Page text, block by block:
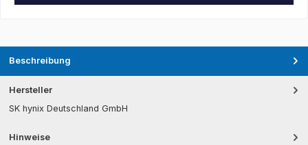
Beschreibung
Hersteller
SK hynix Deutschland GmbH
Hinweise